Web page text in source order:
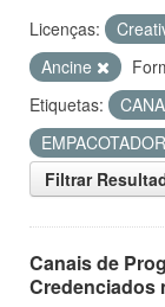
Licenças:
Ancine
Etiquetas:
Filtrar
Canais de
Credenciados